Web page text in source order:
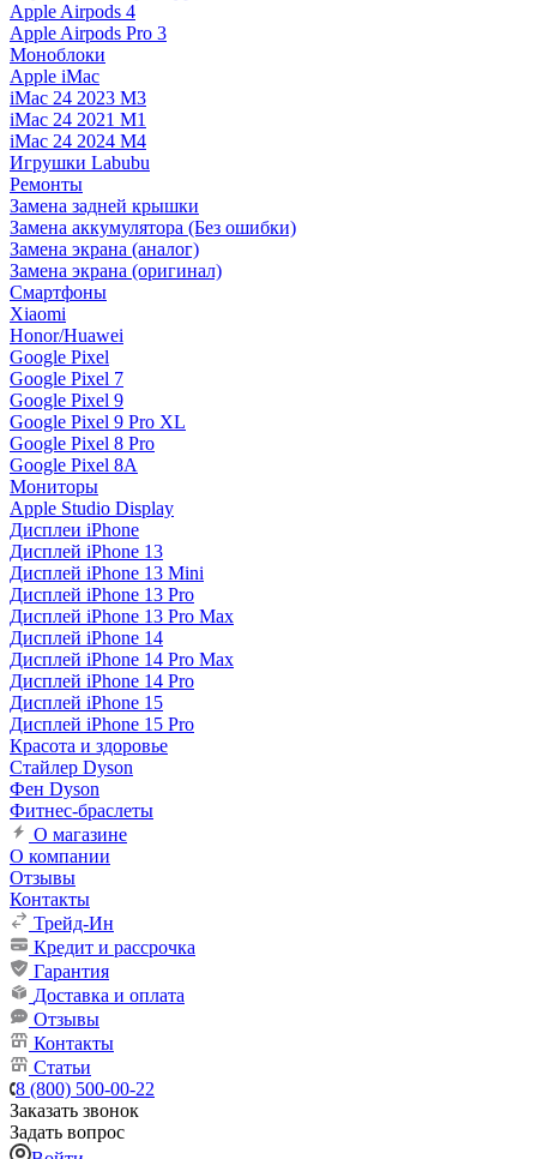
Apple Airpods 4
Apple Airpods Pro 3
Моноблоки
Apple iMac
iMac 24 2023 M3
iMac 24 2021 M1
iMac 24 2024 M4
Игрушки Labubu
Ремонты
Замена задней крышки
Замена аккумулятора (Без ошибки)
Замена экрана (аналог)
Замена экрана (оригинал)
Смартфоны
Xiaomi
Honor/Huawei
Google Pixel
Google Pixel 7
Google Pixel 9
Google Pixel 9 Pro XL
Google Pixel 8 Pro
Google Pixel 8A
Мониторы
Apple Studio Display
Дисплеи iPhone
Дисплей iPhone 13
Дисплей iPhone 13 Mini
Дисплей iPhone 13 Pro
Дисплей iPhone 13 Pro Max
Дисплей iPhone 14
Дисплей iPhone 14 Pro Max
Дисплей iPhone 14 Pro
Дисплей iPhone 15
Дисплей iPhone 15 Pro
Красота и здоровье
Стайлер Dyson
Фен Dyson
Фитнес-браслеты
О магазине
О компании
Отзывы
Контакты
Трейд-Ин
Кредит и рассрочка
Гарантия
Доставка и оплата
Отзывы
Контакты
Статьи
8 (800) 500-00-22
Заказать звонок
Задать вопрос